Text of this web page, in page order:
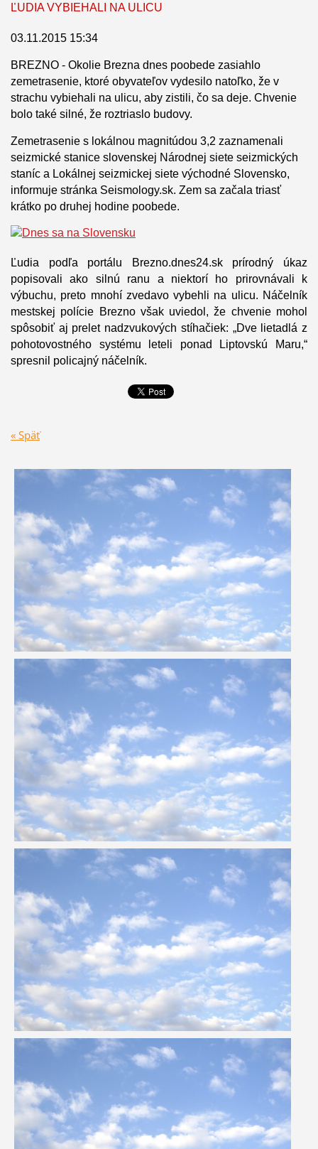
ĽUDIA VYBIEHALI NA ULICU
03.11.2015 15:34
BREZNO - Okolie Brezna dnes poobede zasiahlo
zemetrasenie, ktoré obyvateľov vydesilo natoľko, že v
strachu vybiehali na ulicu, aby zistili, čo sa deje. Chvenie
bolo také silné, že roztriaslo budovy.
Zemetrasenie s lokálnou magnitúdou 3,2 zaznamenali
seizmické stanice slovenskej Národnej siete seizmických
staníc a Lokálnej seizmickej siete východné Slovensko,
informuje stránka Seismology.sk. Zem sa začala triasť
krátko po druhej hodine poobede.
Ľudia podľa portálu Brezno.dnes24.sk prírodný úkaz
popisovali ako silnú ranu a niektorí ho prirovnávali k
výbuchu, preto mnohí zvedavo vybehli na ulicu. Náčelník
mestskej polície Brezno však uviedol, že chvenie mohol
spôsobiť aj prelet nadzvukových stíhačiek: „Dve lietadlá z
pohotovostného systému leteli ponad Liptovskú Maru,“
spresnil policajný náčelník.
« Späť